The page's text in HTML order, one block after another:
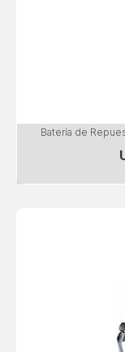
Batería de